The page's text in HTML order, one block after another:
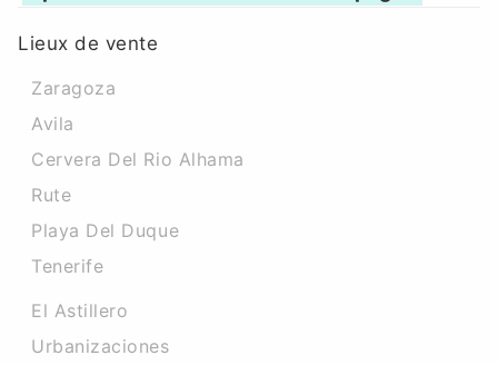
Lieux de vente
Zaragoza
Avila
Cervera Del Rio Alhama
Rute
Playa Del Duque
Tenerife
El Astillero
Urbanizaciones